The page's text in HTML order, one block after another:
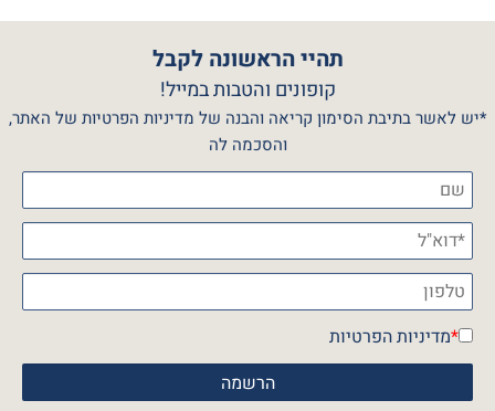
תהיי הראשונה לקבל
קופונים והטבות במייל!
*יש לאשר בתיבת הסימון קריאה והבנה של מדיניות הפרטיות של האתר,
והסכמה לה
*מדיניות הפרטיות